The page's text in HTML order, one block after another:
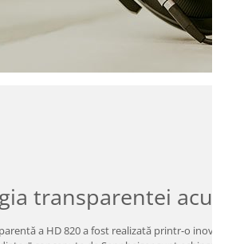
transparentei
a HD 820 a fost realizată printr-o inovație